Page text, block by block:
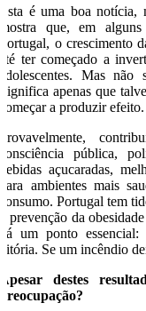
Esta é uma boa notícia,
mostra que, em
Portugal, o crescimento
até ter começado a
adolescentes. Mas
Significa apenas que
começar a produzir efeito.
Provavelmente,
consciência pública,
bebidas açucaradas,
para ambientes mais
consumo. Portugal tem
e prevenção da
há um ponto essencial:
vitória. Se um incêndio
Apesar destes
preocupação?